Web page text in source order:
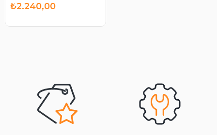
₺2.240,00